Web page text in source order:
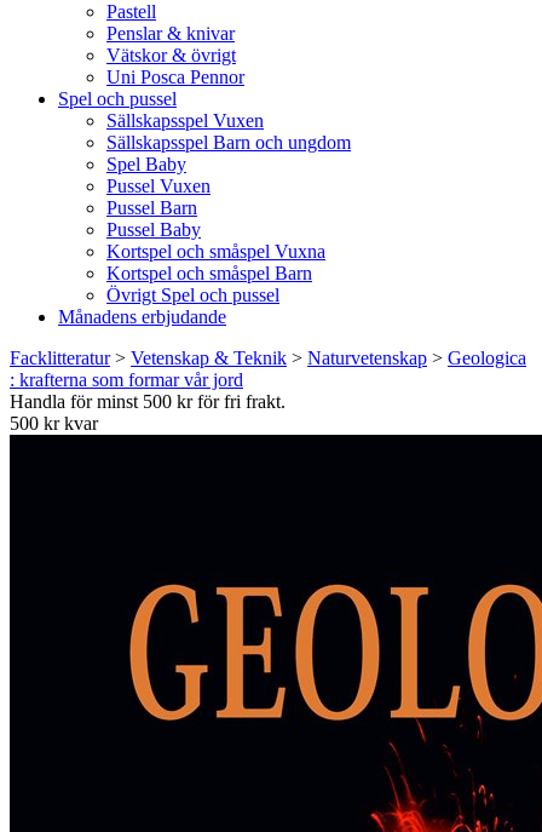
Pastell
Penslar & knivar
Vätskor & övrigt
Uni Posca Pennor
Spel och pussel
Sällskapsspel Vuxen
Sällskapsspel Barn och ungdom
Spel Baby
Pussel Vuxen
Pussel Barn
Pussel Baby
Kortspel och småspel Vuxna
Kortspel och småspel Barn
Övrigt Spel och pussel
Månadens erbjudande
Facklitteratur> Vetenskap & Teknik > Naturvetenskap > Geologica
: krafterna som formar vår jord
Handla för minst 500 kr för fri frakt.
500 kr kvar